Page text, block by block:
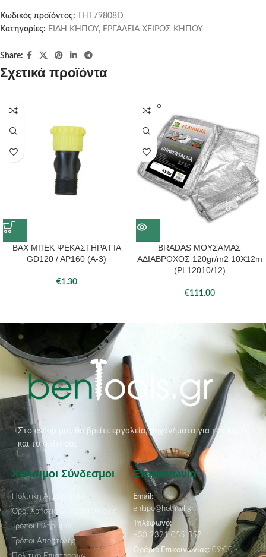
Κωδικός προϊόντος:
THT79808D
Κατηγορίες: ΕΙΔΗ ΚΗΠΟΥ, ΕΡΓΑΛΕΙΑ ΧΕΙΡΟΣ ΚΗΠΟΥ
Share:
Σχετικά προϊόντα
BAX ΜΠΕΚ ΨΕΚΑΣΤΗΡΑ ΓΙΑ
GD120 / AP160 (A-3)
€1.30
SOLD O
UT
BRADAS ΜΟΥΣΑΜΑΣ
ΑΔΙΑΒΡΟΧΟΣ 120gr/m2 10X12m
(PL12010/12)
€111.00
Στο eshop μας θα βρείτε εργαλεία, μηχανήματα για τον κήπο
και το σπίτι σας
Χρήσιμοι Σύνδεσμοι
Πολιτική Απορρήτου
Όροι Χρήσεις & Προϋποθέσεις
Τρόποι Πληρωμής
Τρόποι Αποστολής
Επικοινωνία
Email:
enkipo@hotmail.gr
Τηλέφωνο:
+30 2321 055 557
Ωράριο Επικοινωνίας: 09:00 -